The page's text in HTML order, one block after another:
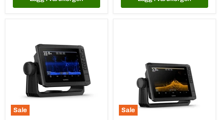
Sale
72sv
givaren
GT54UHD-
Sale
GT56
Givare